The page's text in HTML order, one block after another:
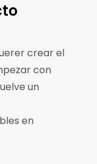
crear el
con
un
en